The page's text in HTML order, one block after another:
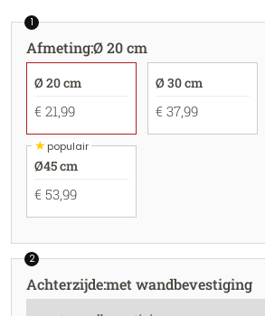
1
Afmeting:Ø 20 cm
Ø 20 cm
€ 21,99
Ø 30 cm
€ 37,99
★populair
Ø45 cm
€ 53,99
2
Achterzijde:met wandbevestiging